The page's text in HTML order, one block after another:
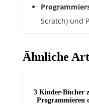
Scratch) und
Ähnliche
3 Kinder-Bücher
Programmieren